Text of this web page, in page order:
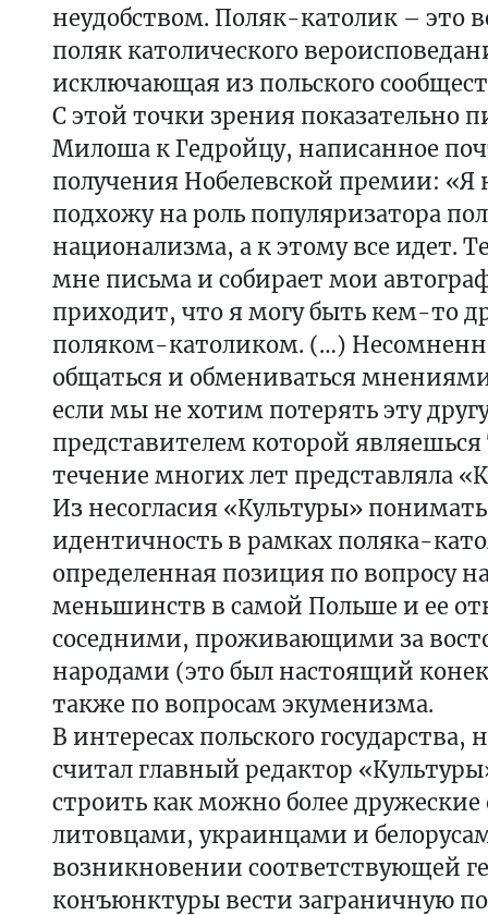
неудобством. Поляк-католик – это
поляк католического
исключающая из польского
С этой точки зрения показательно
Милоша к Гедройцу, написанное
получения Нобелевской премии: «Я
подхожу на роль популяризатора
национализма, а к этому все идет.
мне письма и собирает мои
приходит, что я могу быть кем-то
поляком-католиком. (…)
общаться и обмениваться
если мы не хотим потерять эту
представителем которой
течение многих лет представляла
Из несогласия «Культуры»
идентичность в рамках поляка-
определенная позиция по вопросу
меньшинств в самой Польше и ее
соседними, проживающими за
народами (это был настоящий
также по вопросам экуменизма.
В интересах польского государства,
считал главный редактор
строить как можно более
литовцами, украинцами и
возникновении соответствующей
конъюнктуры вести заграничную